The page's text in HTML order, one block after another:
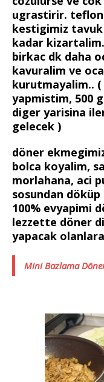
ugrastirir.
kestigimiz tavuk
kadar
birkac dk daha
kavuralim ve
kurutmayalim..
yapmistim, 500
diger yarisina
gelecek )
döner
bolca koyalim,
morlahana, aci
sosundan
100% evyapimi
lezzette döner
yapacak
Mini Bazlama